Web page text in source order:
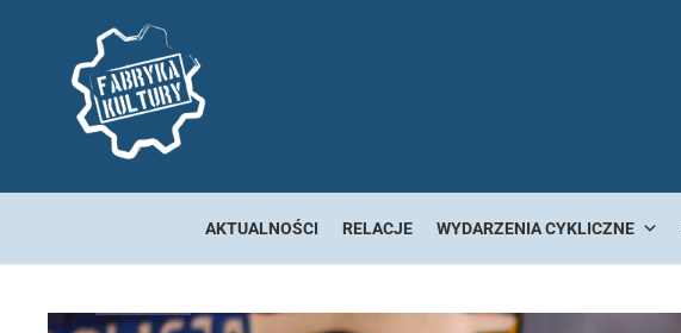
AKTUALNOŚCI RELACJE WYDARZENIA CYKLICZNE